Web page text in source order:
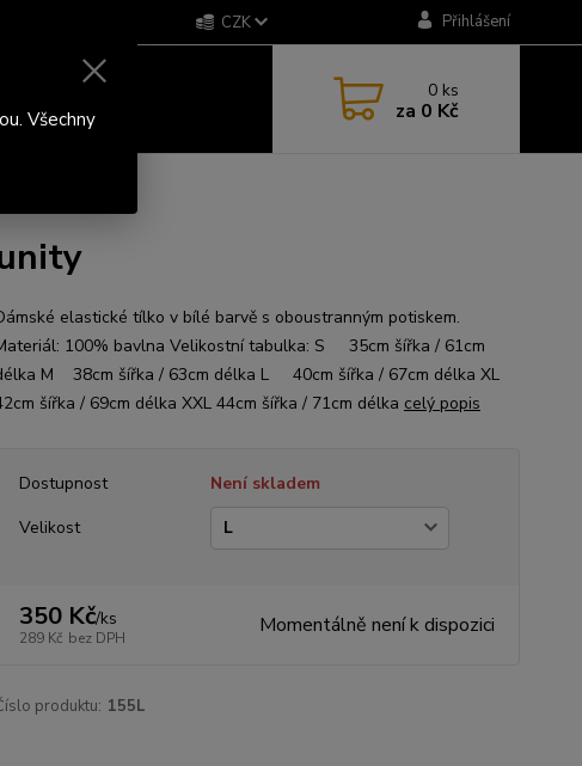
CZK Přihlášení
0 ks
za 0 Kč
elastické tílko v bílé barvě s oboustranným potiskem.
100% bavlna Velikostní tabulka: S 35cm šířka / 61cm
M 38cm šířka / 63cm délka L 40cm šířka / 67cm délka XL
šířka / 69cm délka XXL 44cm šířka / 71cm délka celý popis
Dostupnost
Není skladem
Velikost
350 Kč/ks
289 Kč bez DPH Momentálně není k dispozici
produktu: 155L
Všechny